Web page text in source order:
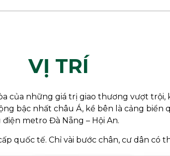
VỊ TRÍ
của những giá trị giao thương vượt
bậc nhất châu Á, kề bên là cảng biển
metro Đà Nẵng – Hội An.
quốc tế. Chỉ vài bước chân, cư dân có